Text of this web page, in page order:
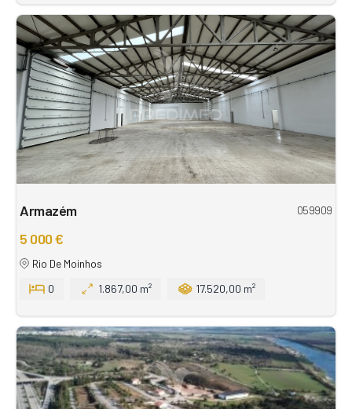
Armazém 059909
5 000 €
Rio De Moinhos
0
1.867,00 m² 17.520,00 m²